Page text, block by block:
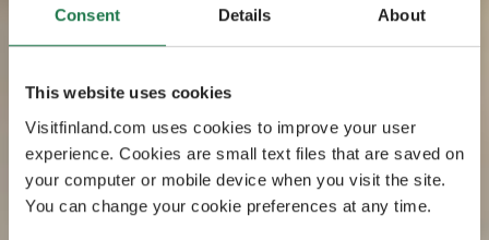
Consent Details About
This website uses cookies
Visitfinland.com uses cookies to improve your user
experience. Cookies are small text files that are saved on
your computer or mobile device when you visit the site.
You can change your cookie preferences at any time.